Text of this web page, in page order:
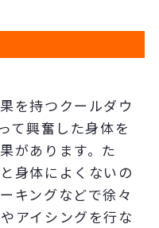
を持つクールダウ
て興奮した身体を
があります。た
身体によくないの
キングなどで徐々
アイシングを行な